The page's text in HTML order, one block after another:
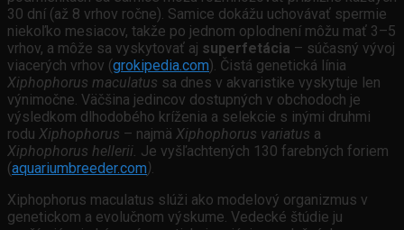
30 dní (až 8 vrhov ročne). Samice dokážu uchovávať spermie
niekoľko mesiacov, takže po jednom oplodnení môžu mať 3–5
vrhov, a môže sa vyskytovať aj superfetácia – súčasný vývoj
viacerých vrhov (grokipedia.com). Čistá genetická línia
Xiphophorus maculatus sa dnes v akvaristike vyskytuje len
výnimočne. Väčšina jedincov dostupných v obchodoch je
výsledkom dlhodobého kríženia a selekcie s inými druhmi
rodu Xiphophorus – najmä Xiphophorus variatus a
Xiphophorus hellerii. Je vyšľachtených 130 farebných foriem
(aquariumbreeder.com).
Xiphophorus maculatus slúži ako modelový organizmus v
genetickom a evolučnom výskume. Vedecké štúdie ju